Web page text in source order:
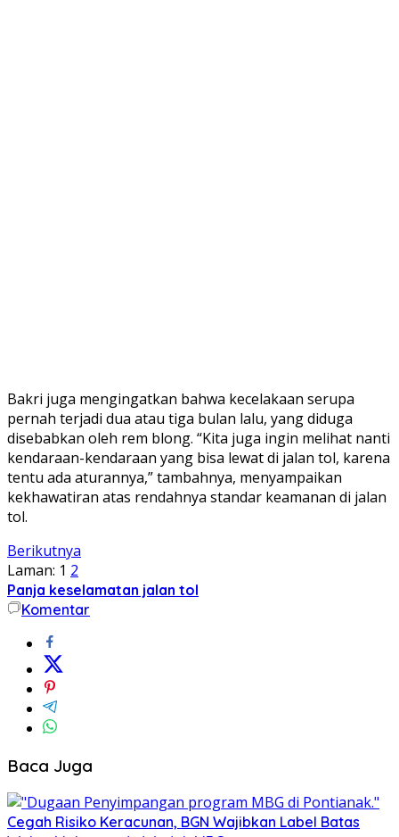
Bakri juga mengingatkan bahwa kecelakaan serupa
pernah terjadi dua atau tiga bulan lalu, yang diduga
disebabkan oleh rem blong. “Kita juga ingin melihat nanti
kendaraan-kendaraan yang bisa lewat di jalan tol, karena
tentu ada aturannya,” tambahnya, menyampaikan
kekhawatiran atas rendahnya standar keamanan di jalan
tol.
Berikutnya
Laman: 1 2
Panja keselamatan jalan tol
Komentar
Baca Juga
Cegah Risiko Keracunan, BGN Wajibkan Label Batas